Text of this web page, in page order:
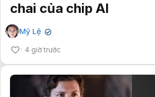
chai của chip AI
Mỹ Lệ ✔
4 giờ trước